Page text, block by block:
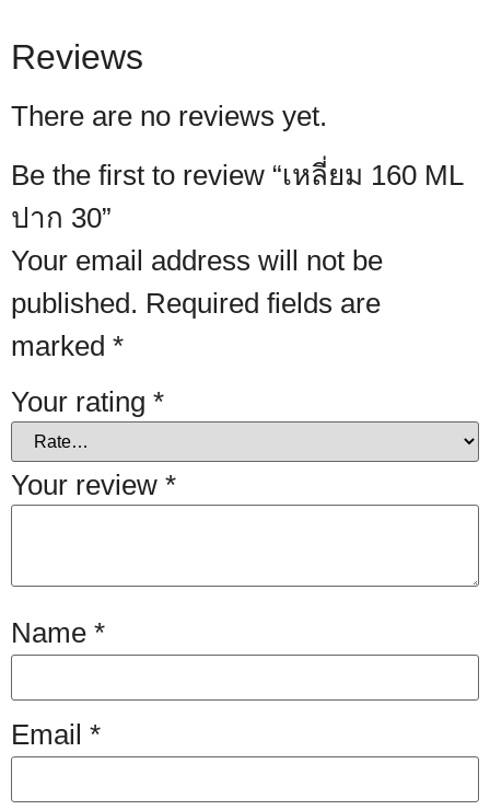
Reviews
There are no reviews yet.
Be the first to review “เหลี่ยม 160 ML
ปาก 30”
Your email address will not be
published. Required fields are
marked *
Your rating *
Your review *
Name *
Email *